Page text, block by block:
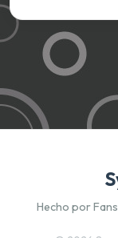
Hecho por